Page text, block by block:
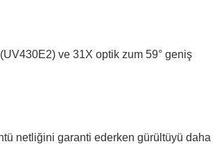
ve 31X optik zum 59° geniş
netliğini garanti ederken gürültüyü daha